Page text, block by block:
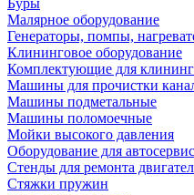
Буры
Малярное оборудование
Генераторы, помпы,
Клининговое оборудование
Комплектующие для
Машины для прочистки
Машины подметальные
Машины поломоечные
Мойки высокого давления
Оборудование для
Стенды для ремонта
Стяжки пружин